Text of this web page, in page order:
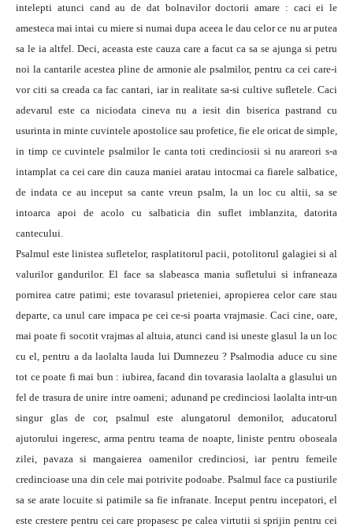
intelepti atunci cand au de dat bolnavilor doctorii amare : caci ei le
amesteca mai intai cu miere si numai dupa aceea le dau celor ce nu ar putea
sa le ia altfel. Deci, aceasta este cauza care a facut ca sa se ajunga si petru
noi la cantarile acestea pline de armonie ale psalmilor, pentru ca cei care-i
vor citi sa creada ca fac cantari, iar in realitate sa-si cultive sufletele. Caci
adevarul este ca niciodata cineva nu a iesit din biserica pastrand cu
usurinta in minte cuvintele apostolice sau profetice, fie ele oricat de simple,
in timp ce cuvintele psalmilor le canta toti credinciosii si nu arareori s-a
intamplat ca cei care din cauza maniei aratau intocmai ca fiarele salbatice,
de indata ce au inceput sa cante vreun psalm, la un loc cu altii, sa se
intoarca apoi de acolo cu salbaticia din suflet imblanzita, datorita
cantecului.
Psalmul este linistea sufletelor, rasplatitorul pacii, potolitorul galagiei si al
valurilor gandurilor. El face sa slabeasca mania sufletului si infraneaza
pornirea catre patimi; este tovarasul prieteniei, apropierea celor care stau
departe, ca unul care impaca pe cei ce-si poarta vrajmasie. Caci cine, oare,
mai poate fi socotit vrajmas al altuia, atunci cand isi uneste glasul la un loc
cu el, pentru a da laolalta lauda lui Dumnezeu ? Psalmodia aduce cu sine
tot ce poate fi mai bun : iubirea, facand din tovarasia laolalta a glasului un
fel de trasura de unire intre oameni; adunand pe credinciosi laolalta intr-un
singur glas de cor, psalmul este alungatorul demonilor, aducatorul
ajutorului ingeresc, arma pentru teama de noapte, liniste pentru oboseala
zilei, pavaza si mangaierea oamenilor credinciosi, iar pentru femeile
credincioase una din cele mai potrivite podoabe. Psalmul face ca pustiurile
sa se arate locuite si patimile sa fie infranate. Inceput pentru incepatori, el
este crestere pentru cei care propasesc pe calea virtutii si sprijin pentru cei